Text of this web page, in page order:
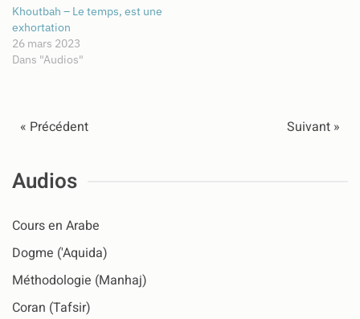
Khoutbah – Le temps, est une
exhortation
26 mars 2023
Dans "Audios"
« Précédent Suivant »
Audios
Cours en Arabe
Dogme ('Aquida)
Méthodologie (Manhaj)
Coran (Tafsir)